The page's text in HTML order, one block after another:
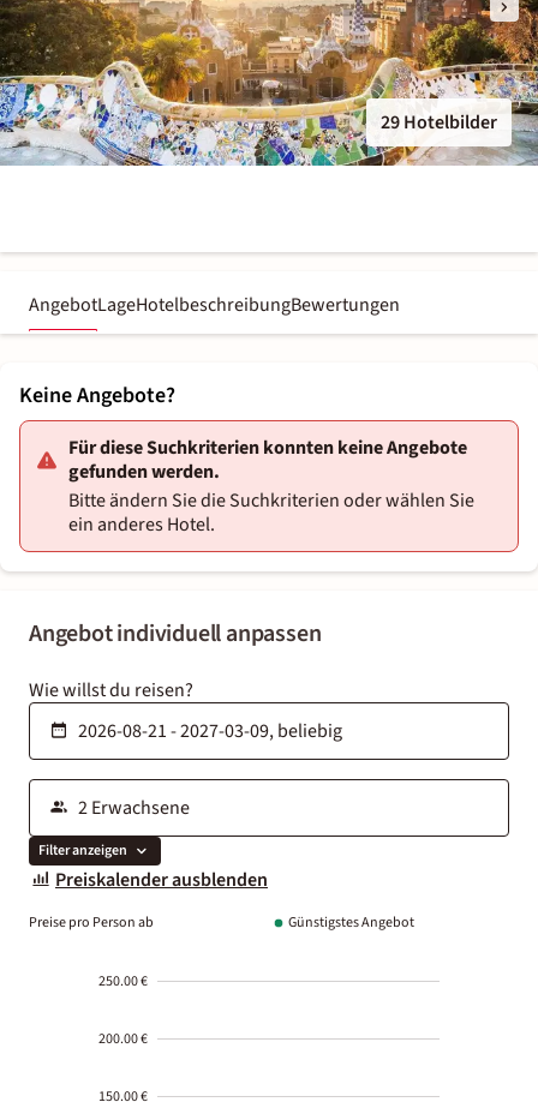
29 Hotelbilder
AngebotLageHotelbeschreibungBewertungen
Angebot individuell anpassen
Wie willst du reisen?
Filter anzeigen
Preiskalender ausblenden
Preise pro Person ab Günstigstes Angebot
250.00 €
200.00 €
150.00 €
Keine Angebote?
Für diese Suchkriterien konnten keine Angebote
gefunden werden.
Bitte ändern Sie die Suchkriterien oder wählen Sie
ein anderes Hotel.